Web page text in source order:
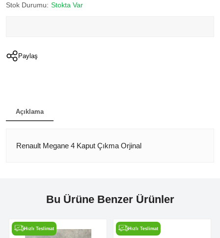
Stok Durumu: Stokta Var
Paylaş
Açıklama
Renault Megane 4 Kaput Çıkma Orjinal
Bu Ürüne Benzer Ürünler
Hızlı Teslimat Hızlı Teslimat